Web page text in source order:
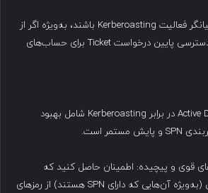
این شاخص‌ها می‌توانند بیانگر فعالیت Kerberoasting باشند، به‌ویژه اگر از
طرف حساب‌های با سطح دسترسی پایین درخواست Ticket برای حساب‌های
حفاظت از محیط Active Directory در برابر Kerberoasting شامل بهبود
قوی و پیچیده: اطمینان حاصل کنید که
حساب‌های سرویس (به‌ویژه آن‌هایی که دارای SPN هستند) از رمزهای